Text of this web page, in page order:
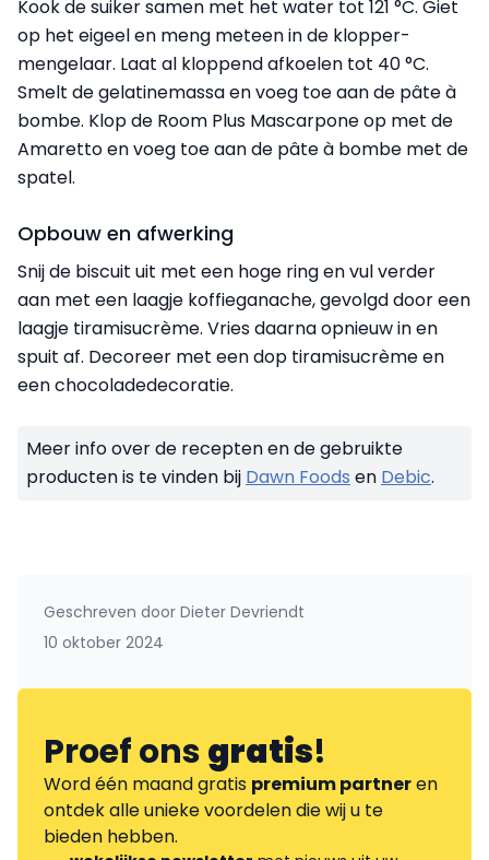
Kook de suiker samen met het water tot 121 °C. Giet
op het eigeel en meng meteen in de klopper-
mengelaar. Laat al kloppend afkoelen tot 40 °C.
Smelt de gelatinemassa en voeg toe aan de pâte à
bombe. Klop de Room Plus Mascarpone op met de
Amaretto en voeg toe aan de pâte à bombe met de
spatel.
Opbouw en afwerking
Snij de biscuit uit met een hoge ring en vul verder
aan met een laagje koffieganache, gevolgd door een
laagje tiramisucrème. Vries daarna opnieuw in en
spuit af. Decoreer met een dop tiramisucrème en
een chocoladedecoratie.
Meer info over de recepten en de gebruikte
producten is te vinden bij Dawn Foods en Debic.
Geschreven door Dieter Devriendt
10 oktober 2024
Proef onsgratis!
Word één maand gratis premium partneren
ontdek alle unieke voordelen die wij u te
bieden hebben.